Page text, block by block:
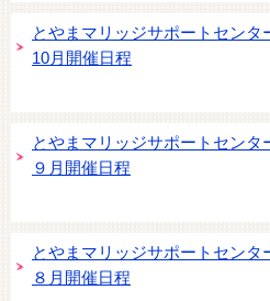
とやまマリッジサポートセンタ
10月開催日程
とやまマリッジサポートセンタ
９月開催日程
とやまマリッジサポートセンタ
８月開催日程